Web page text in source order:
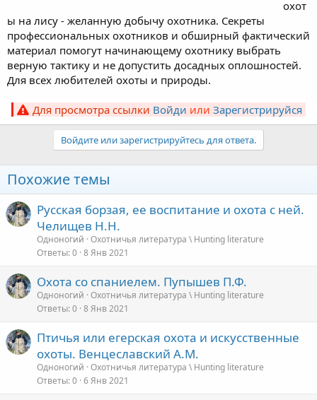
охот
ы на лису - желанную добычу охотника. Секреты
профессиональных охотников и обширный фактический
материал помогут начинающему охотнику выбрать
верную тактику и не допустить досадных оплошностей.
Для всех любителей охоты и природы.
Для просмотра ссылки Войди или Зарегистрируйся
Войдите или зарегистрируйтесь для ответа.
Похожие темы
Русская борзая, ее воспитание и охота с ней.
Челищев Н.Н.
Одноногий Охотничья литература \ Hunting literature
Ответы 0 8 Янв 2021
Охота со спаниелем. Пупышев П.Ф.
Одноногий Охотничья литература \ Hunting literature
Ответы 0 8 Янв 2021
Птичья или егерская охота и искусственные
охоты. Венцеславский А.М.
Одноногий Охотничья литература \ Hunting literature
Ответы 0 6 Янв 2021